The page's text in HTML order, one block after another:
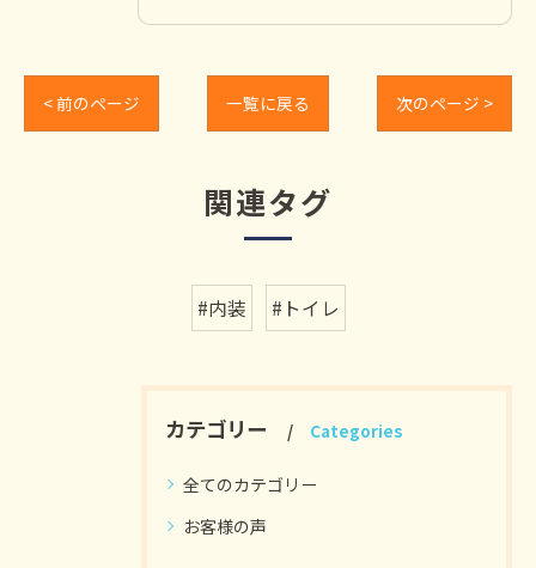
< 前のページ 一覧に戻る 次のページ >
関連タグ
#内装 #トイレ
カテゴリー Categories
全てのカテゴリー
お客様の声